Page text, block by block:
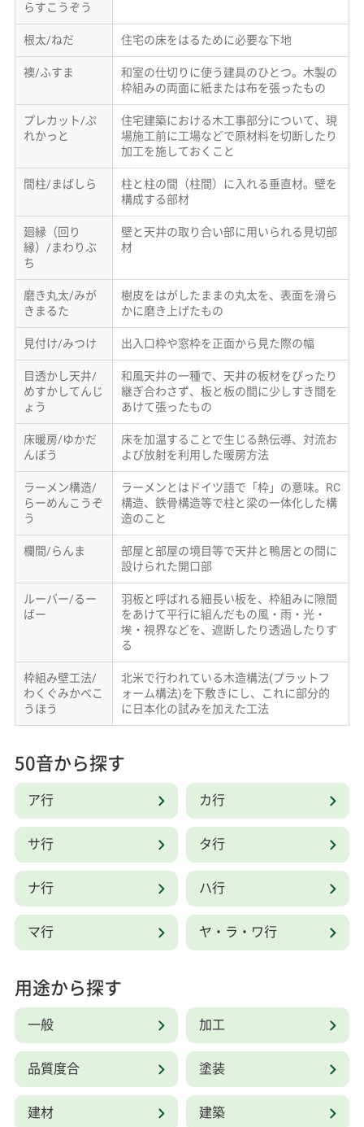
らすこうぞう
根太/ねだ 住宅の床をはるために必要な下地
襖/ふすま
和室の仕切りに使う建具のひとつ。木製の
枠組みの両面に紙または布を張ったもの
プレカット/ぷ
れかっと
住宅建築における木工事部分について、現
場施工前に工場などで原材料を切断したり
加工を施しておくこと
間柱/まばしら
柱と柱の間（柱間）に入れる垂直材。壁を
構成する部材
廻縁（回り
縁）/まわりぶ
ち
壁と天井の取り合い部に用いられる見切部
材
磨き丸太/みが
きまるた
樹皮をはがしたままの丸太を、表面を滑ら
かに磨き上げたもの
見付け/みつけ 出入口枠や窓枠を正面から見た際の幅
目透かし天井/
めすかしてんじ
ょう
和風天井の一種で、天井の板材をぴったり
継ぎ合わさず、板と板の間に少しすき間を
あけて張ったもの
床暖房/ゆかだ
んぼう
床を加温することで生じる熱伝導、対流お
よび放射を利用した暖房方法
ラーメン構造/
らーめんこうぞ
う
ラーメンとはドイツ語で「枠」の意味。RC
構造、鉄骨構造等で柱と梁の一体化した構
造のこと
欄間/らんま
部屋と部屋の境目等で天井と鴨居との間に
設けられた開口部
ルーバー/るー
ばー
羽板と呼ばれる細長い板を、枠組みに隙間
をあけて平行に組んだもの風・雨・光・
埃・視界などを、遮断したり透過したりす
る
枠組み壁工法/
わくぐみかべこ
うほう
北米で行われている木造構法(プラットフ
ォーム構法)を下敷きにし、これに部分的
に日本化の試みを加えた工法
50音から探す
ア行 カ行
サ行 タ行
ナ行 ハ行
マ行 ヤ・ラ・ワ行
用途から探す
一般 加工
品質度合 塗装
建材 建築